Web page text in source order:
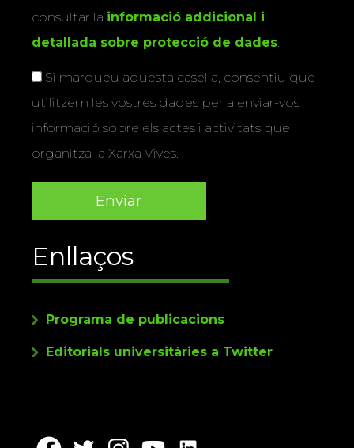
consultar la informació addicional i
detallada sobre protecció de dades
Si marqueu aquesta casella, consentiu que
utilitzem les vostres dades per a enviar-vos
informació sobre els actes i activitats que
organitza la Xarxa Vives.
Enllaços
Programa de publicacions
Editorials universitàries a Twitter